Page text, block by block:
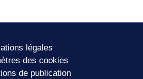
légales
des cookies
de publication